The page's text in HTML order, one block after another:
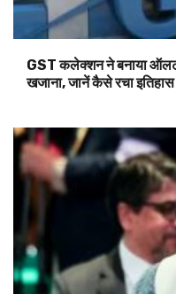
GST कलेक्शन ने बनाया
खजाना, जानें कैसे रचा